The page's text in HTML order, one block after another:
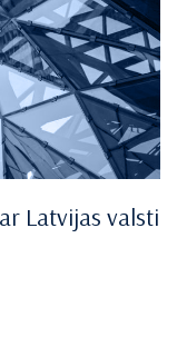
Latvijas valsti